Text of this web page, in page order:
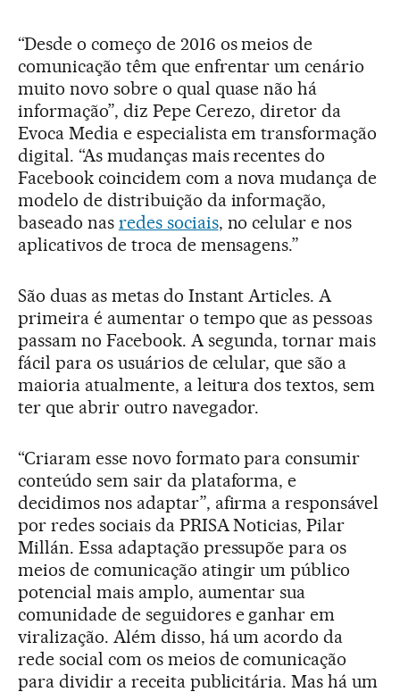
“Desde o começo de 2016 os meios de
comunicação têm que enfrentar um cenário
muito novo sobre o qual quase não há
informação”, diz Pepe Cerezo, diretor da
Evoca Media e especialista em transformação
digital. “As mudanças mais recentes do
Facebook coincidem com a nova mudança de
modelo de distribuição da informação,
baseado nas redes sociais, no celular e nos
aplicativos de troca de mensagens.”
São duas as metas do Instant Articles. A
primeira é aumentar o tempo que as pessoas
passam no Facebook. A segunda, tornar mais
fácil para os usuários de celular, que são a
maioria atualmente, a leitura dos textos, sem
ter que abrir outro navegador.
“Criaram esse novo formato para consumir
conteúdo sem sair da plataforma, e
decidimos nos adaptar”, afirma a responsável
por redes sociais da PRISA Noticias, Pilar
Millán. Essa adaptação pressupõe para os
meios de comunicação atingir um público
potencial mais amplo, aumentar sua
comunidade de seguidores e ganhar em
viralização. Além disso, há um acordo da
rede social com os meios de comunicação
para dividir a receita publicitária. Mas há um